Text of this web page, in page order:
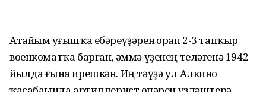
Атайым һуғышҡа ебәреүҙәрен һорап 2-3 тапҡыр
военкоматҡа барған, әммә үҙенең теләгенә 1942
йылда ғына ирешкән. Иң тәүҙә ул Алкино